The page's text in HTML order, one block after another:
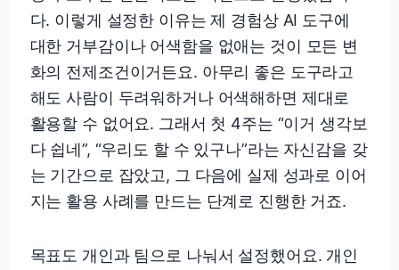
다. 이렇게 설정한 이유는 제 경험상 AI 도구에
대한 거부감이나 어색함을 없애는 것이 모든 변
화의 전제조건이거든요. 아무리 좋은 도구라고
해도 사람이 두려워하거나 어색해하면 제대로
활용할 수 없어요. 그래서 첫 4주는 “이거 생각보
다 쉽네”, “우리도 할 수 있구나”라는 자신감을 갖
는 기간으로 잡았고, 그 다음에 실제 성과로 이어
지는 활용 사례를 만드는 단계로 진행한 거죠.
목표도 개인과 팀으로 나눠서 설정했어요. 개인